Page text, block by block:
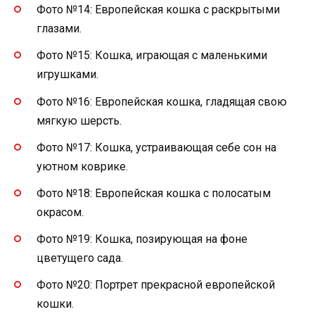
Фото №14: Европейская кошка с раскрытыми
глазами.
Фото №15: Кошка, играющая с маленькими
игрушками.
Фото №16: Европейская кошка, гладящая свою
мягкую шерсть.
Фото №17: Кошка, устраивающая себе сон на
уютном коврике.
Фото №18: Европейская кошка с полосатым
окрасом.
Фото №19: Кошка, позирующая на фоне
цветущего сада.
Фото №20: Портрет прекрасной европейской
кошки.